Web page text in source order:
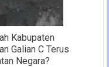
Kabupaten
Galian C Terus
Negara?